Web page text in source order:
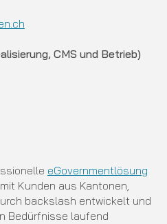
CMS und Betrieb)
eGovernmentlösung
Kunden aus Kantonen,
backslash entwickelt und
Bedürfnisse laufend